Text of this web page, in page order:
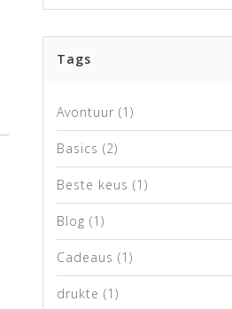
Tags
Avontuur (1)
Basics (2)
Beste keus (1)
Blog (1)
Cadeaus (1)
drukte (1)